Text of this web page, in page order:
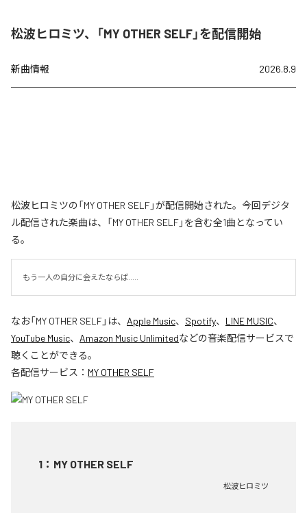
松波ヒロミツ、「MY OTHER SELF」を配信開始
新曲情報 2026.8.9
松波ヒロミツの「MY OTHER SELF」が配信開始された。今回デジタ
ル配信された楽曲は、「MY OTHER SELF」を含む全1曲となってい
る。
もう一人の自分に会えたならば.....
なお「MY OTHER SELF」は、 Apple Music、 Spotify、 LINE MUSIC、
YouTube Music、 Amazon Music Unlimitedなどの音楽配信サービスで
聴くことができる。
各配信サービス： MY OTHER SELF
1 ： MY OTHER SELF
松波ヒロミツ